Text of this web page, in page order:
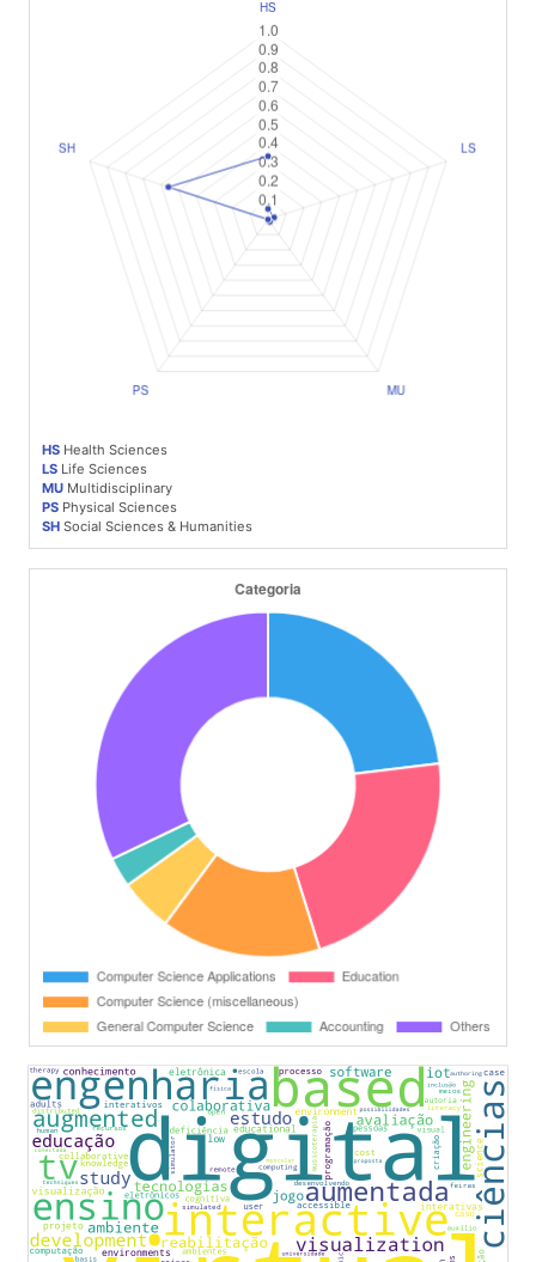
HS Health Sciences
LS Life Sciences
MU Multidisciplinary
PS Physical Sciences
SH Social Sciences & Humanities